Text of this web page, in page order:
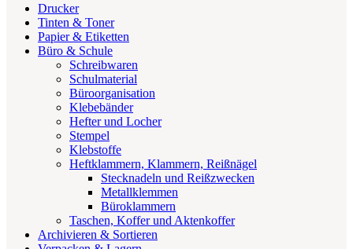
Drucker
Tinten & Toner
Papier & Etiketten
Büro & Schule
Schreibwaren
Schulmaterial
Büroorganisation
Klebebänder
Hefter und Locher
Stempel
Klebstoffe
Heftklammern, Klammern, Reißnägel
Stecknadeln und Reißzwecken
Metallklemmen
Büroklammern
Taschen, Koffer und Aktenkoffer
Archivieren & Sortieren